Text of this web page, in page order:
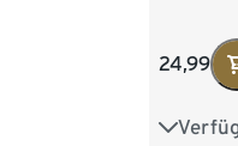
24,99
122/128